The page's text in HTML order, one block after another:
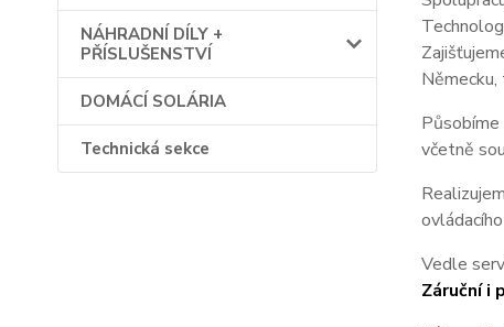
NÁHRADNÍ DÍLY +
PŘÍSLUŠENSTVÍ
DOMÁCÍ SOLÁRIA
Technická sekce
včetně
Vedle
Záruční i